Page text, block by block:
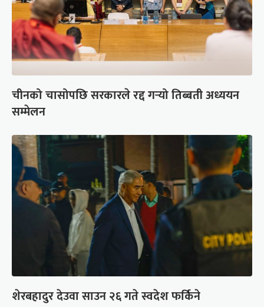
चीनको चासोपछि सरकारले रद्द गर्‍यो तिब्बती अध्ययन
सम्मेलन
शेरबहादुर देउवा साउन २६ गते स्वदेश फर्किने